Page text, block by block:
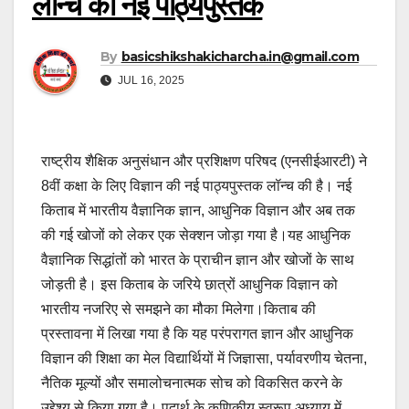
By basicshikshakicharcha.in@gmail.com
JUL 16, 2025
राष्ट्रीय शैक्षिक अनुसंधान और प्रशिक्षण परिषद (एनसीईआरटी) ने
8वीं कक्षा के लिए विज्ञान की नई पाठ्यपुस्तक लॉन्च की है। नई
किताब में भारतीय वैज्ञानिक ज्ञान, आधुनिक विज्ञान और अब तक
की गई खोजों को लेकर एक सेक्शन जोड़ा गया है।यह आधुनिक
वैज्ञानिक सिद्धांतों को भारत के प्राचीन ज्ञान और खोजों के साथ
जोड़ती है। इस किताब के जरिये छात्रों आधुनिक विज्ञान को
भारतीय नजरिए से समझने का मौका मिलेगा।किताब की
प्रस्तावना में लिखा गया है कि यह परंपरागत ज्ञान और आधुनिक
विज्ञान की शिक्षा का मेल विद्यार्थियों में जिज्ञासा, पर्यावरणीय चेतना,
नैतिक मूल्यों और समालोचनात्मक सोच को विकसित करने के